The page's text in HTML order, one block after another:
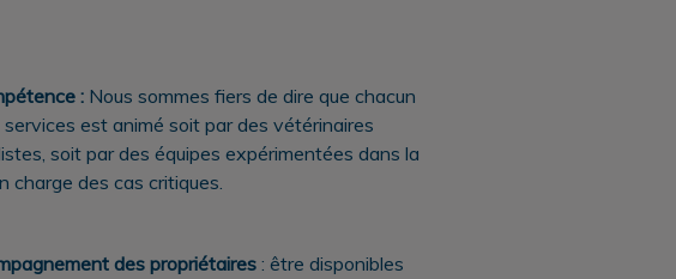
: Nous sommes fiers de dire que chacun
services est animé soit par des vétérinaires
soit par des équipes expérimentées dans la
charge des cas critiques.
des propriétaires : être disponibles